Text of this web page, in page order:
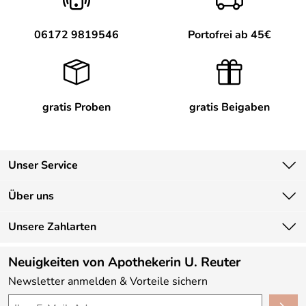
Hersteller: CNC cosmetic GmbH, Bruchstücker 9, 76661
Philippsburg, https://cnc-cosmetic.de
06172 9819546 Portofrei ab 45€
gratis Proben gratis Beigaben
Unser Service
Kontakt
Lieferbedingungen
Kundenlogin
Über uns
Unsere Bestseller
Neu
Angebote
Unsere Zahlarten
Neuigkeiten von Apothekerin U. Reuter
Newsletter anmelden & Vorteile sichern